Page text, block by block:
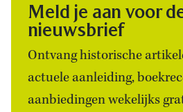
Meld je aan voor
nieuwsbrief
Ontvang historische
actuele aanleiding,
aanbiedingen wekelijks